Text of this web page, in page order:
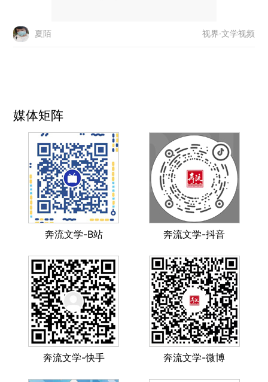
夏陌 视界·文学视频
媒体矩阵
奔流文学-B站 奔流文学-抖音
奔流文学-快手 奔流文学-微博